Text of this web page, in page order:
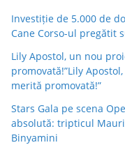
Investiție de 5.000 de
Cane Corso-ul pregătit
Lily Apostol, un nou
promovată!”Lily
merită promovată!”
Stars Gala pe scena
absolută: tripticul
Binyamini